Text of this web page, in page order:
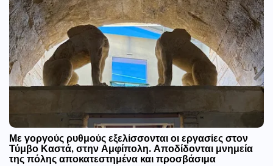
Με γοργούς ρυθμούς εξελίσσονται οι εργασίες στον
Τύμβο Καστά, στην Αμφίπολη. Αποδίδονται μνημεία
της πόλης αποκατεστημένα και προσβάσιμα